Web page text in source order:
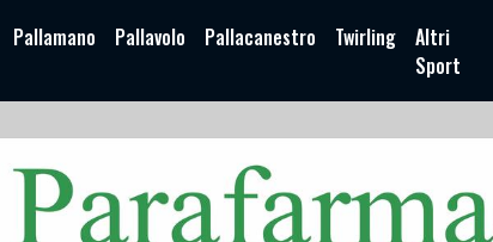
Pallamano Pallavolo Pallacanestro Twirling
Altri
Sport